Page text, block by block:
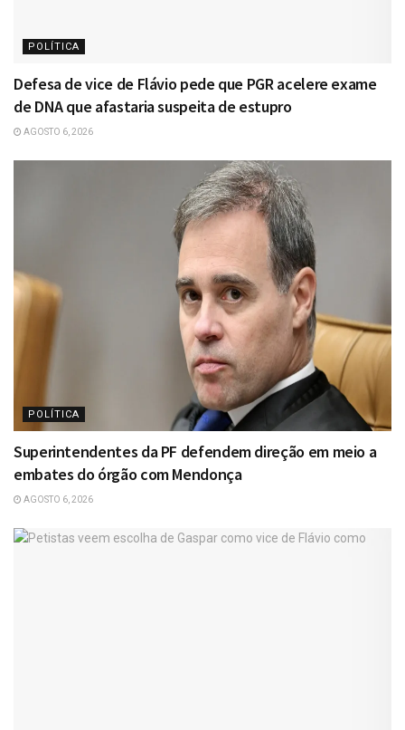
POLÍTICA
Defesa de vice de Flávio pede que PGR acelere exame
de DNA que afastaria suspeita de estupro
AGOSTO 6, 2026
POLÍTICA
Superintendentes da PF defendem direção em meio a
embates do órgão com Mendonça
AGOSTO 6, 2026